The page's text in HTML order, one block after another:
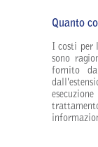
Quanto
I costi per
sono
fornito